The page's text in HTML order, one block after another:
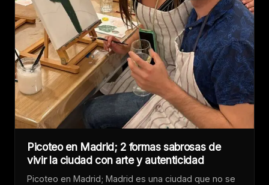
Picoteo en Madrid; 2 formas sabrosas de
vivir la ciudad con arte y autenticidad
Picoteo en Madrid; Madrid es una ciudad que no se